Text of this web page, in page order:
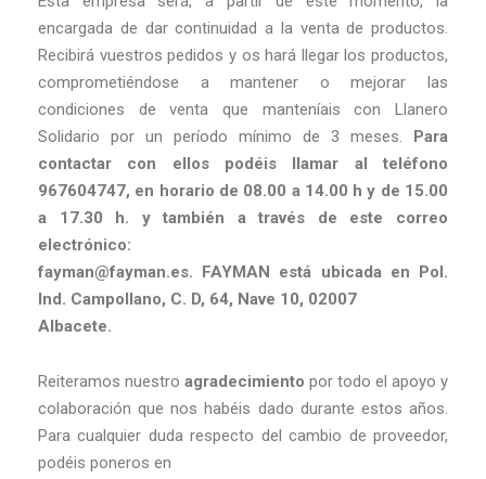
encargada de dar continuidad a la venta de productos.
Recibirá vuestros pedidos y os hará llegar los productos,
comprometiéndose a mantener o mejorar las
condiciones de venta que manteníais con Llanero
Solidario por un período mínimo de 3 meses. Para
contactar con ellos podéis llamar al teléfono
967604747, en horario de 08.00 a 14.00 h y de 15.00
a 17.30 h. y también a través de este correo
electrónico:
fayman@fayman.es. FAYMAN está ubicada en Pol.
Ind. Campollano, C. D, 64, Nave 10, 02007
Albacete.
Reiteramos nuestro agradecimiento por todo el apoyo y
colaboración que nos habéis dado durante estos años.
Para cualquier duda respecto del cambio de proveedor,
podéis poneros en